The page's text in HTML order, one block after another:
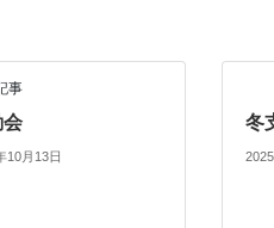
事
会
10月13日
冬